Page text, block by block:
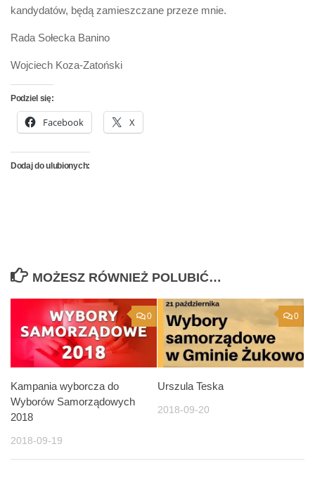
kandydatów, będą zamieszczane przeze mnie.
Rada Sołecka Banino
Wojciech Koza-Zatoński
Podziel się:
Facebook X
Dodaj do ulubionych:
MOŻESZ RÓWNIEŻ POLUBIĆ…
0
Kampania wyborcza do
Wyborów Samorządowych
2018
2018-09-19
0
Urszula Teska
2018-09-20